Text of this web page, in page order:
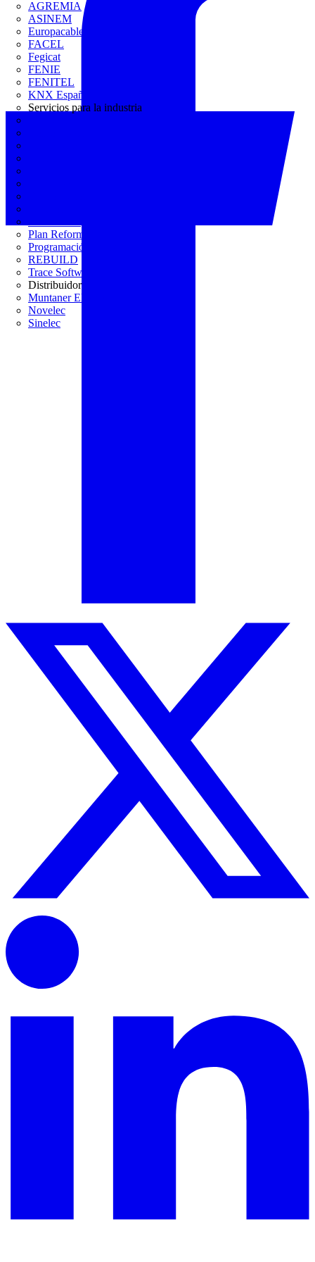
AGREMIA
ASINEM
Europacable
FACEL
Fegicat
FENIE
FENITEL
KNX España
Servicios para la industria
Plan Reforma
Programación Integral
REBUILD
Trace Software
Distribuidor
Muntaner Electro
Novelec
Sinelec